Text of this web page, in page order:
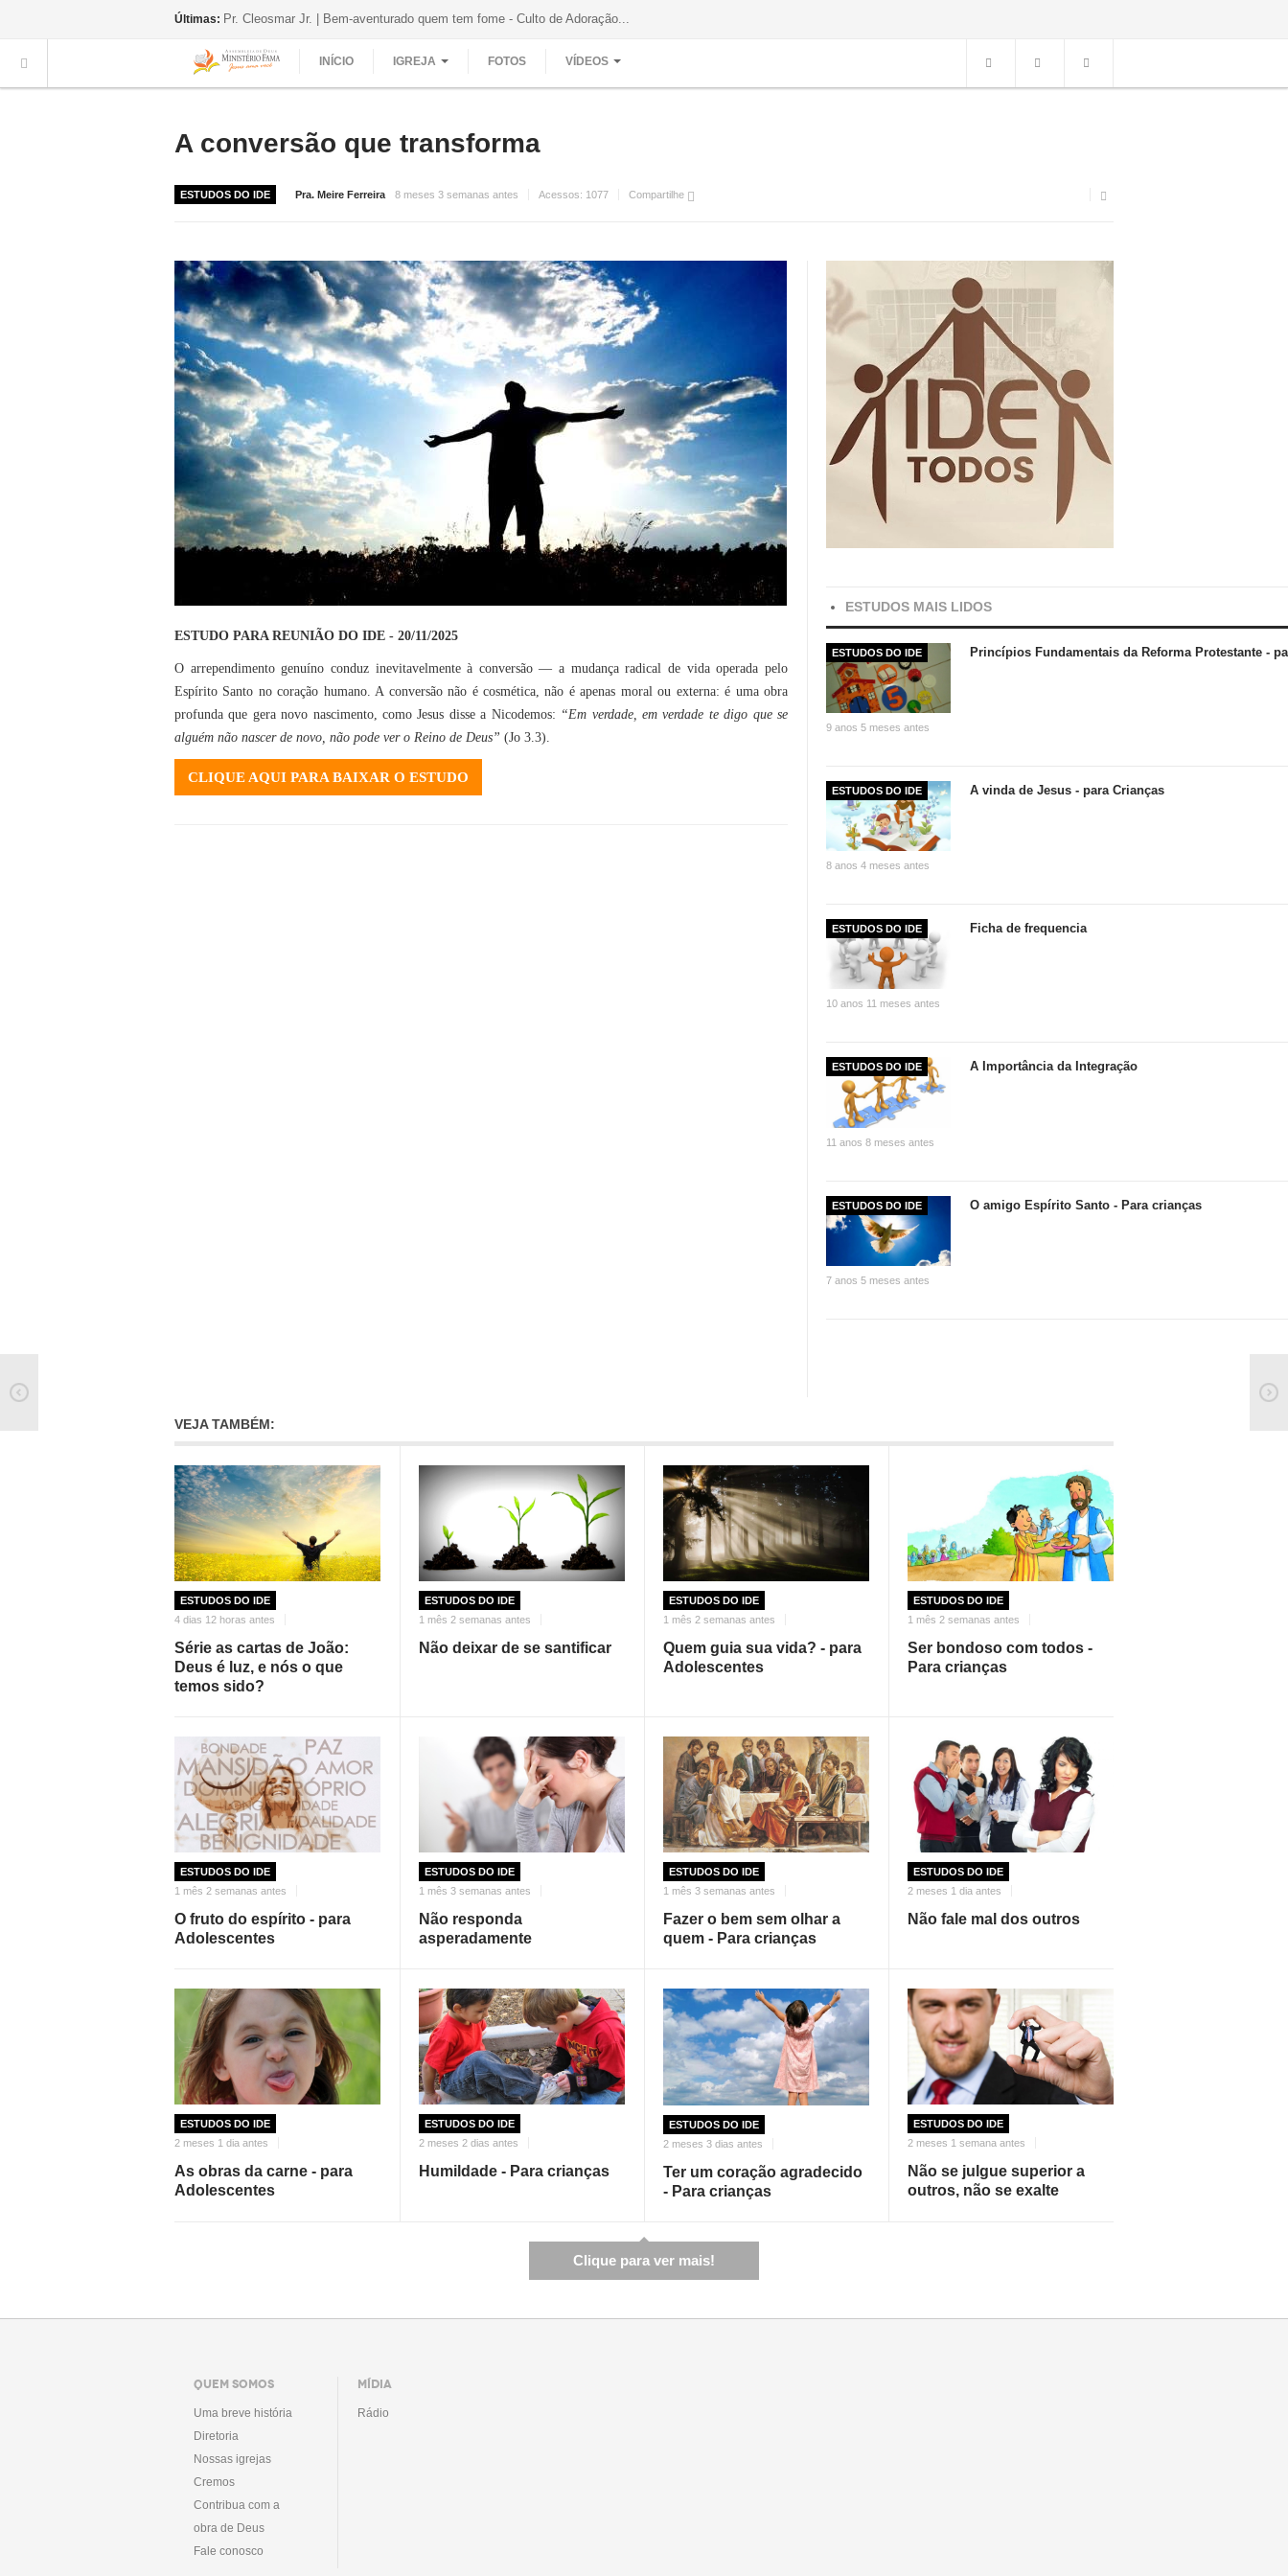
Últimas: Pr. Cleosmar Jr. | Bem-aventurado quem tem fome - Culto de Adoração...
INÍCIO IGREJA FOTOS VÍDEOS
A conversão que transforma
ESTUDOS DO IDE Pra. Meire Ferreira 8 meses 3 semanas antes Acessos: 1077 Compartilhe
ESTUDO PARA REUNIÃO DO IDE - 20/11/2025
O arrependimento genuíno conduz inevitavelmente à conversão — a mudança radical de vida operada pelo
Espírito Santo no coração humano. A conversão não é cosmética, não é apenas moral ou externa: é uma obra
profunda que gera novo nascimento, como Jesus disse a Nicodemos: “Em verdade, em verdade te digo que se
alguém não nascer de novo, não pode ver o Reino de Deus” (Jo 3.3).
CLIQUE AQUI PARA BAIXAR O ESTUDO
ESTUDOS MAIS LIDOS
ESTUDOS DO IDE
9 anos 5 meses antes
Princípios Fundamentais da Reforma Protestante -
ESTUDOS DO IDE
8 anos 4 meses antes
A vinda de Jesus - para Crianças
ESTUDOS DO IDE
10 anos 11 meses antes
Ficha de frequencia
ESTUDOS DO IDE
11 anos 8 meses antes
A Importância da Integração
ESTUDOS DO IDE
7 anos 5 meses antes
O amigo Espírito Santo - Para crianças
VEJA TAMBÉM:
ESTUDOS DO IDE
4 dias 12 horas antes
Série as cartas de João:
Deus é luz, e nós o que
temos sido?
ESTUDOS DO IDE
1 mês 2 semanas antes
Não deixar de se santificar
ESTUDOS DO IDE
1 mês 2 semanas antes
Quem guia sua vida? - para
Adolescentes
ESTUDOS DO IDE
1 mês 2 semanas antes
Ser bondoso com todos -
Para crianças
ESTUDOS DO IDE
1 mês 2 semanas antes
O fruto do espírito - para
Adolescentes
ESTUDOS DO IDE
1 mês 3 semanas antes
Não responda
asperadamente
ESTUDOS DO IDE
1 mês 3 semanas antes
Fazer o bem sem olhar a
quem - Para crianças
ESTUDOS DO IDE
2 meses 1 dia antes
Não fale mal dos outros
ESTUDOS DO IDE
2 meses 1 dia antes
As obras da carne - para
Adolescentes
ESTUDOS DO IDE
2 meses 2 dias antes
Humildade - Para crianças
ESTUDOS DO IDE
2 meses 3 dias antes
Ter um coração agradecido
- Para crianças
ESTUDOS DO IDE
2 meses 1 semana antes
Não se julgue superior a
outros, não se exalte
Clique para ver mais!
QUEM SOMOS
Uma breve história
Diretoria
Nossas igrejas
Cremos
Contribua com a
obra de Deus
Fale conosco
MÍDIA
Rádio